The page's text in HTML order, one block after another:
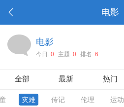
电影
电影
今日: 0 主题: 0 排名: 6
全部 最新 热门
灾难 传记 伦理 运动